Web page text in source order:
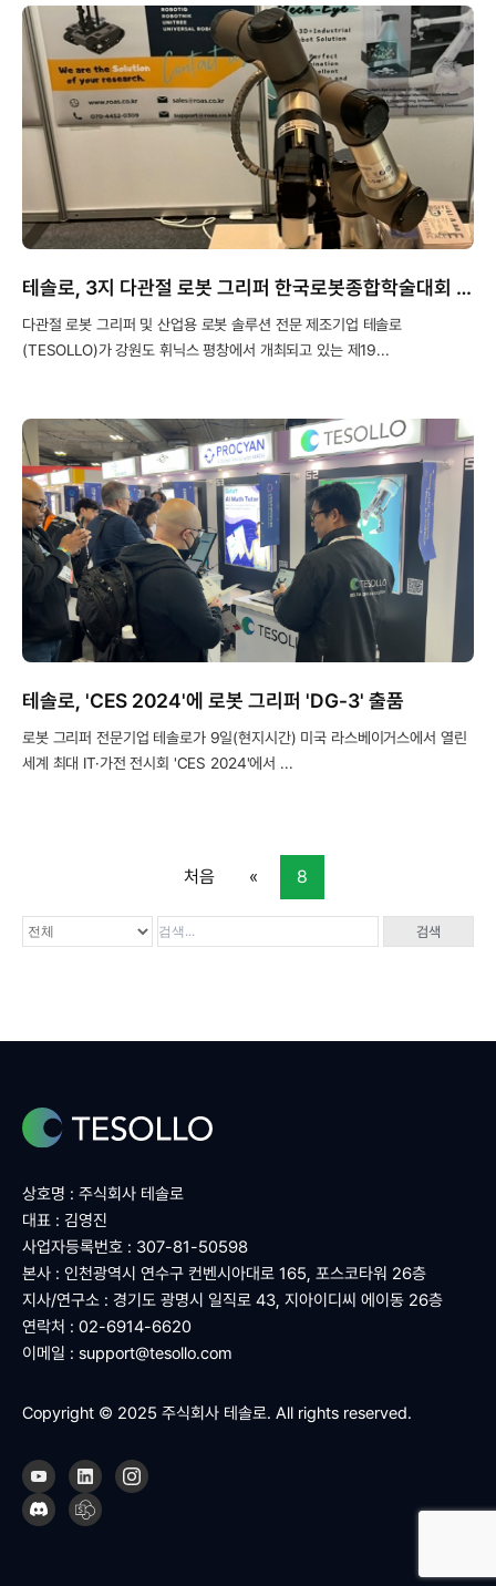
테솔로, 3지 다관절 로봇 그리퍼 한국로봇종합학술대회 출품
다관절 로봇 그리퍼 및 산업용 로봇 솔루션 전문 제조기업 테솔로
(TESOLLO)가 강원도 휘닉스 평창에서 개최되고 있는 제19...
테솔로, 'CES 2024'에 로봇 그리퍼 'DG-3' 출품
로봇 그리퍼 전문기업 테솔로가 9일(현지시간) 미국 라스베이거스에서 열린
세계 최대 IT·가전 전시회 'CES 2024'에서 ...
처음 « 8
검색
상호명 : 주식회사 테솔로
대표 : 김영진
사업자등록번호 : 307-81-50598
본사 : 인천광역시 연수구 컨벤시아대로 165, 포스코타워 26층
지사/연구소 : 경기도 광명시 일직로 43, 지아이디씨 에이동 26층
연락처 : 02-6914-6620
이메일 : support@tesollo.com
Copyright © 2025 주식회사 테솔로. All rights reserved.